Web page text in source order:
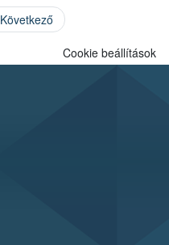
Következő
Cookie beállítások